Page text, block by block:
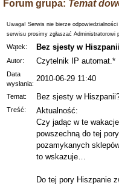
Forum grupa: Temat
Uwaga! Serwis nie bierze
serwisu prosimy zgłaszać Administratorowi
Wątek: Bez sjesty w
Autor: Czytelnik IP automat.*
Data
wysłania:
2010-06-29 11:40
Temat: Bez sjesty w
Treść:
Aktualność:
Czy jadąc w te
powszechną do tej
pozamykanych
to wskazuje…
Do tej pory Hiszpanie